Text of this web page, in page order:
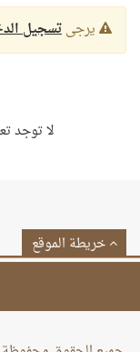
يرجىتسجيل
لا توجد
خريطة الموقع